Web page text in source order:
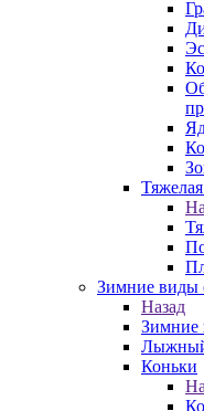
Зимние виды
Назад
Зимние
Коньки